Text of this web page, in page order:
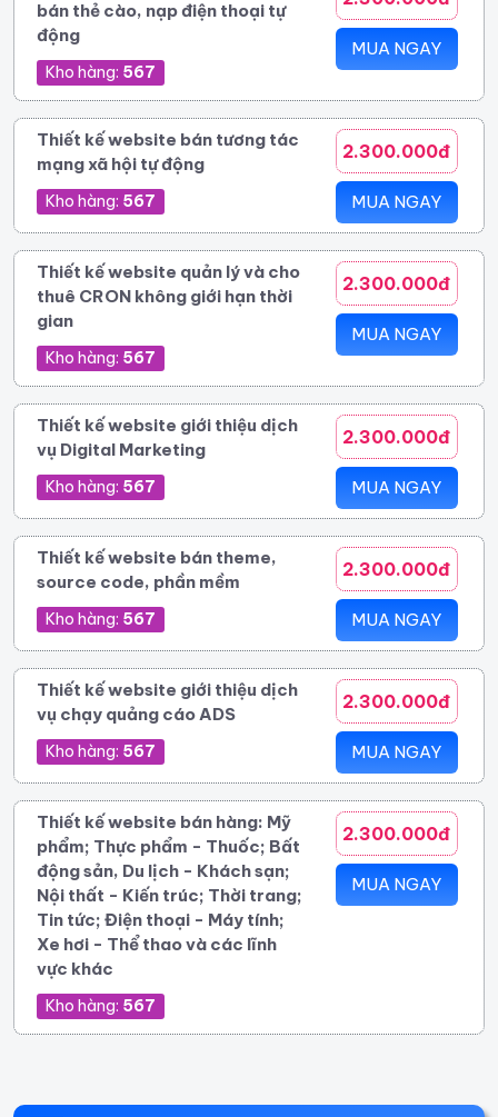
bán thẻ cào, nạp điện thoại tự
động
Kho hàng: 567
MUA NGAY
Thiết kế website bán tương tác
mạng xã hội tự động
Kho hàng: 567
2.300.000đ
MUA NGAY
Thiết kế website quản lý và cho
thuê CRON không giới hạn thời
gian
Kho hàng: 567
2.300.000đ
MUA NGAY
Thiết kế website giới thiệu dịch
vụ Digital Marketing
Kho hàng: 567
2.300.000đ
MUA NGAY
Thiết kế website bán theme,
source code, phần mềm
Kho hàng: 567
2.300.000đ
MUA NGAY
Thiết kế website giới thiệu dịch
vụ chạy quảng cáo ADS
Kho hàng: 567
2.300.000đ
MUA NGAY
Thiết kế website bán hàng: Mỹ
phẩm; Thực phẩm - Thuốc; Bất
động sản, Du lịch - Khách sạn;
Nội thất - Kiến trúc; Thời trang;
Tin tức; Điện thoại - Máy tính;
Xe hơi - Thể thao và các lĩnh
vực khác
Kho hàng: 567
2.300.000đ
MUA NGAY